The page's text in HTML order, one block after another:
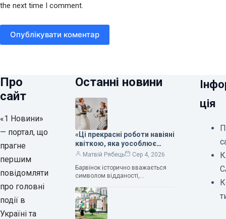
the next time I comment.
Опублікувати коментар
Про
сайт
«1 Новини»
— портал, що
прагне
першим
повідомляти
про головні
події в
Україні та
Останні новини
«Ці прекрасні роботи навіяні
квіткою, яка уособлює
нескінченне кохання», —
Людмила Карпінська-
Романюк
Матвій Рябець
Сер 4, 2026
Барвінок історично вважається
символом відданості,
та тривалого подружнього союзу.
Саме тому ця рослина надихала і
продовжує надихати митців на
ція